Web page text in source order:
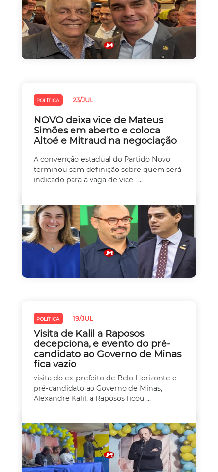
POLÍTICA 23/JUL
NOVO deixa vice de Mateus
Simões em aberto e coloca
Altoé e Mitraud na negociação
A convenção estadual do Partido Novo
terminou sem definição sobre quem será
indicado para a vaga de vice- ...
POLÍTICA 19/JUL
Visita de Kalil a Raposos
decepciona, e evento do pré-
candidato ao Governo de Minas
fica vazio
visita do ex-prefeito de Belo Horizonte e
pré-candidato ao Governo de Minas,
Alexandre Kalil, a Raposos ficou ...